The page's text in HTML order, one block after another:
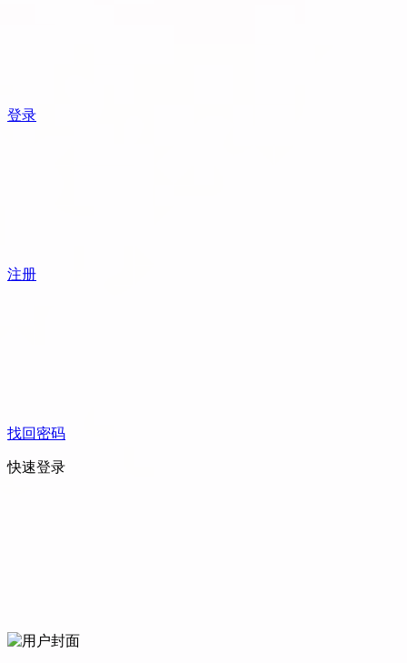
登录
注册
找回密码
快速登录